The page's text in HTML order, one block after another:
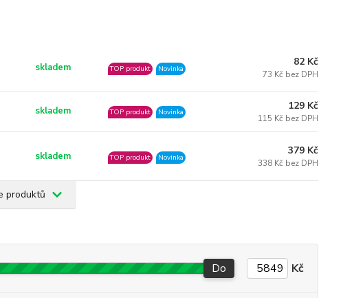
skladem TOP produkt Novinka
82 Kč
73 Kč bez DPH
skladem TOP produkt Novinka 129 Kč
115 Kč bez DPH
skladem TOP produkt Novinka
379 Kč
338 Kč bez DPH
produktů
Do Kč